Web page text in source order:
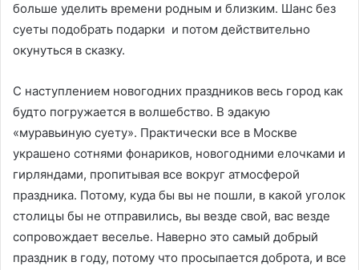
больше уделить времени родным и близким. Шанс без
суеты подобрать подарки и потом действительно
окунуться в сказку.
С наступлением новогодних праздников весь город как
будто погружается в волшебство. В эдакую
«муравьиную суету». Практически все в Москве
украшено сотнями фонариков, новогодними елочками и
гирляндами, пропитывая все вокруг атмосферой
праздника. Потому, куда бы вы не пошли, в какой уголок
столицы бы не отправились, вы везде свой, вас везде
сопровождает веселье. Наверно это самый добрый
праздник в году, потому что просыпается доброта, и все